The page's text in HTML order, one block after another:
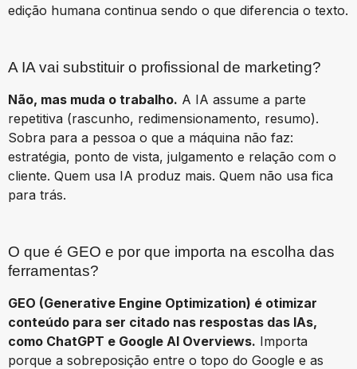
edição humana continua sendo o que diferencia o texto.
A IA vai substituir o profissional de marketing?
Não, mas muda o trabalho. A IA assume a parte
repetitiva (rascunho, redimensionamento, resumo).
Sobra para a pessoa o que a máquina não faz:
estratégia, ponto de vista, julgamento e relação com o
cliente. Quem usa IA produz mais. Quem não usa fica
para trás.
O que é GEO e por que importa na escolha das
ferramentas?
GEO (Generative Engine Optimization) é otimizar
conteúdo para ser citado nas respostas das IAs,
como ChatGPT e Google AI Overviews. Importa
porque a sobreposição entre o topo do Google e as